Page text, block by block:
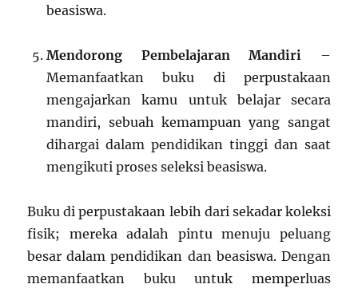
beasiswa.
Mendorong Pembelajaran Mandiri –
Memanfaatkan buku di perpustakaan
mengajarkan kamu untuk belajar secara
mandiri, sebuah kemampuan yang sangat
dihargai dalam pendidikan tinggi dan saat
mengikuti proses seleksi beasiswa.
Buku di perpustakaan lebih dari sekadar koleksi
fisik; mereka adalah pintu menuju peluang
besar dalam pendidikan dan beasiswa. Dengan
memanfaatkan buku untuk memperluas